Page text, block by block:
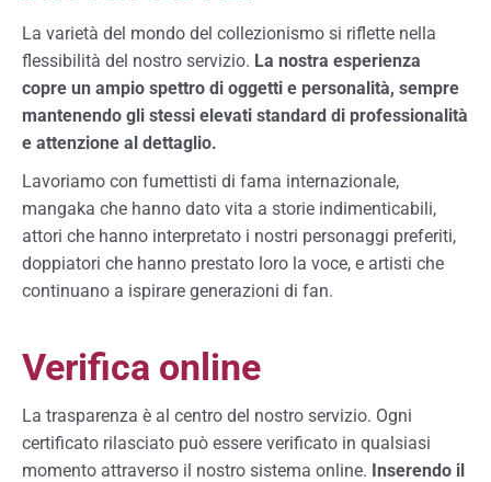
La varietà del mondo del collezionismo si riflette nella
flessibilità del nostro servizio. La nostra esperienza
copre un ampio spettro di oggetti e personalità, sempre
mantenendo gli stessi elevati standard di professionalità
e attenzione al dettaglio.
Lavoriamo con fumettisti di fama internazionale,
mangaka che hanno dato vita a storie indimenticabili,
attori che hanno interpretato i nostri personaggi preferiti,
doppiatori che hanno prestato loro la voce, e artisti che
continuano a ispirare generazioni di fan.
Verifica online
La trasparenza è al centro del nostro servizio. Ogni
certificato rilasciato può essere verificato in qualsiasi
momento attraverso il nostro sistema online. Inserendo il